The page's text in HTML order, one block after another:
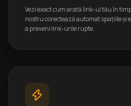
Vezi exact cum arată link-ul tău în
nostru corectează automat spațiile și
a preveni link-urile rupte.